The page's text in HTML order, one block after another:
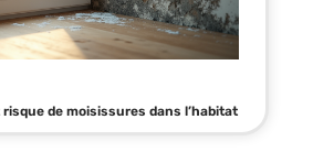
de moisissures dans l’habitat